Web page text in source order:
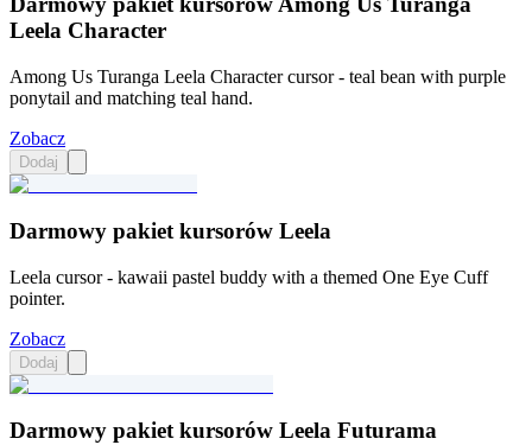
Leela Character
Among Us Turanga Leela Character cursor - teal bean with purple
ponytail and matching teal hand.
Zobacz
Dodaj
Darmowy pakiet kursorów Leela
Leela cursor - kawaii pastel buddy with a themed One Eye Cuff
pointer.
Zobacz
Dodaj
Darmowy pakiet kursorów Leela Futurama